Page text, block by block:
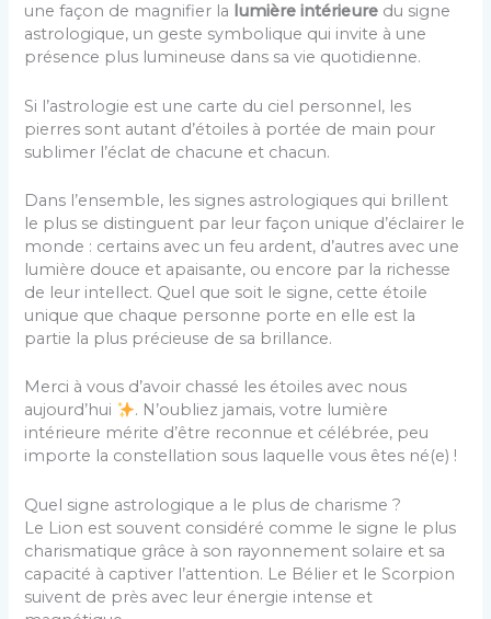
une façon de magnifier la lumière intérieure du signe
astrologique, un geste symbolique qui invite à une
présence plus lumineuse dans sa vie quotidienne.
Si l’astrologie est une carte du ciel personnel, les
pierres sont autant d’étoiles à portée de main pour
sublimer l’éclat de chacune et chacun.
Dans l’ensemble, les signes astrologiques qui brillent
le plus se distinguent par leur façon unique d’éclairer le
monde : certains avec un feu ardent, d’autres avec une
lumière douce et apaisante, ou encore par la richesse
de leur intellect. Quel que soit le signe, cette étoile
unique que chaque personne porte en elle est la
partie la plus précieuse de sa brillance.
Merci à vous d’avoir chassé les étoiles avec nous
aujourd’hui
. N’oubliez jamais, votre lumière
intérieure mérite d’être reconnue et célébrée, peu
importe la constellation sous laquelle vous êtes né(e) !
Quel signe astrologique a le plus de charisme ?
Le Lion est souvent considéré comme le signe le plus
charismatique grâce à son rayonnement solaire et sa
capacité à captiver l’attention. Le Bélier et le Scorpion
suivent de près avec leur énergie intense et